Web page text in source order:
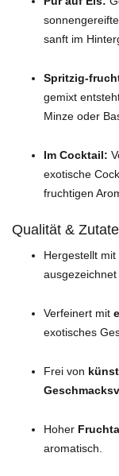
sanft im
Spritzig-
gemixt
Minze oder
Im Cocktail:
exotische
fruchtigen
Qualität &
Hergestellt mit
ausgezeichnet
Verfeinert mit
exotisches
Frei von
Hoher
aromatisch.